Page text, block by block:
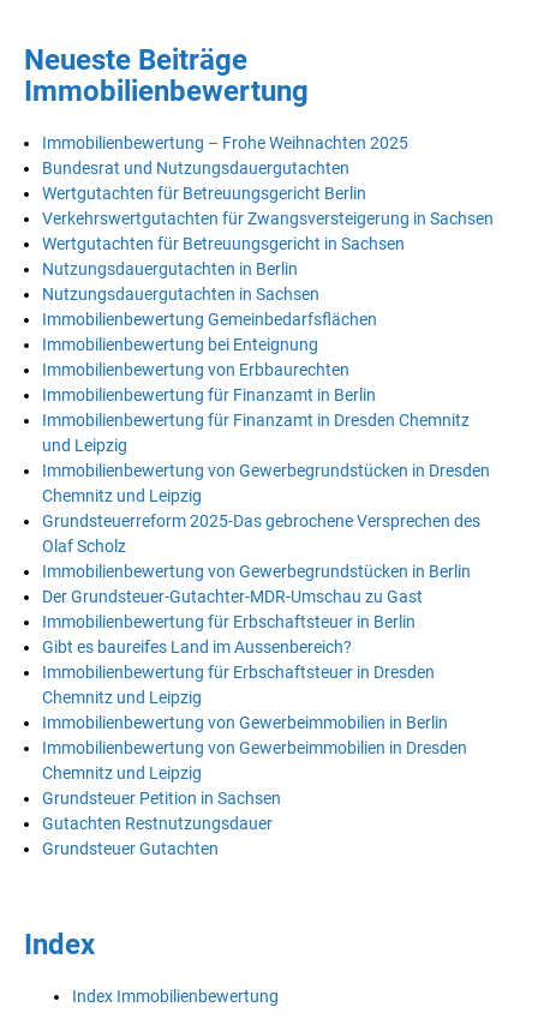
Neueste Beiträge
Immobilienbewertung
Immobilienbewertung – Frohe Weihnachten 2025
Bundesrat und Nutzungsdauergutachten
Wertgutachten für Betreuungsgericht Berlin
Verkehrswertgutachten für Zwangsversteigerung in Sachsen
Wertgutachten für Betreuungsgericht in Sachsen
Nutzungsdauergutachten in Berlin
Nutzungsdauergutachten in Sachsen
Immobilienbewertung Gemeinbedarfsflächen
Immobilienbewertung bei Enteignung
Immobilienbewertung von Erbbaurechten
Immobilienbewertung für Finanzamt in Berlin
Immobilienbewertung für Finanzamt in Dresden Chemnitz
und Leipzig
Immobilienbewertung von Gewerbegrundstücken in Dresden
Chemnitz und Leipzig
Grundsteuerreform 2025-Das gebrochene Versprechen des
Olaf Scholz
Immobilienbewertung von Gewerbegrundstücken in Berlin
Der Grundsteuer-Gutachter-MDR-Umschau zu Gast
Immobilienbewertung für Erbschaftsteuer in Berlin
Gibt es baureifes Land im Aussenbereich?
Immobilienbewertung für Erbschaftsteuer in Dresden
Chemnitz und Leipzig
Immobilienbewertung von Gewerbeimmobilien in Berlin
Immobilienbewertung von Gewerbeimmobilien in Dresden
Chemnitz und Leipzig
Grundsteuer Petition in Sachsen
Gutachten Restnutzungsdauer
Grundsteuer Gutachten
Index
Index Immobilienbewertung